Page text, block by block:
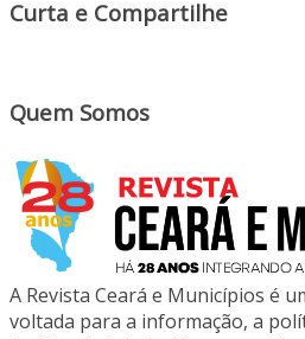
Curta e Compartilhe
Quem Somos
A Revista Ceará e Municípios é
voltada para a informação, a